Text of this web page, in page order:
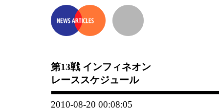
第13戦 インフィネオン
レーススケジュール
2010-08-20 00:08:05